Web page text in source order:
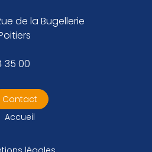
de la Bugellerie
35 00
Contact
Accueil